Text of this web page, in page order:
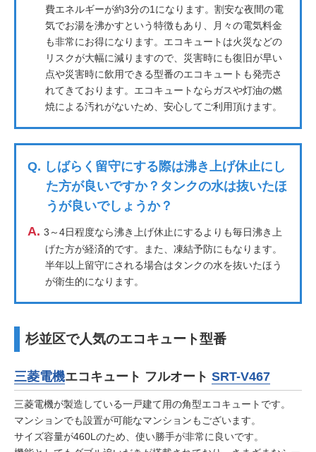
費エネルギーが約3分の1になります。割安な夜間の電
気でお湯を沸かすという特徴もあり、月々の電気料金
も非常にお得になります。エコキュートは火災などの
リスクが大幅に減りますので、災害時にも復旧が早い
点や災害時に飲用できる型番のエコキュートも発売さ
れてきております。エコキュートならガスや灯油の燃
焼による汚れがないため、安心してご利用頂けます。
Q. しばらく留守にする際は沸き上げ休止にし
た方が良いですか？タンクの水は抜いたほ
うが良いでしょうか？
A. 3～4日程度なら沸き上げ休止にするよりも毎日沸き上
げた方が経済的です。また、凍結予防にもなります。
半年以上留守にされる場合はタンクの水を抜いたほう
が衛生的になります。
杉並区で人気のエコキュート型番
三菱電機エコキュート フルオート SRT-V467
三菱電機が製造している一戸建て用の角型エコキュートです。
マンションでも設置が可能なマンションもございます。
サイズ容量が460Lのため、使い勝手が非常に良いです。